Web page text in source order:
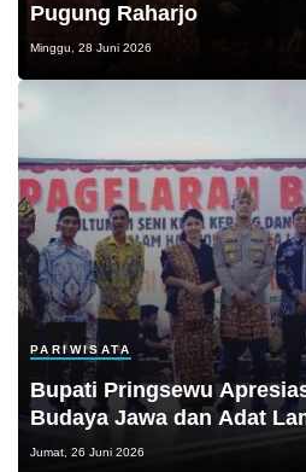
Pugung Raharjo
Minggu, 28 Juni 2026
PARIWISATA
Bupati Pringsewu
Budaya Jawa dan Adat
Jumat, 26 Juni 2026